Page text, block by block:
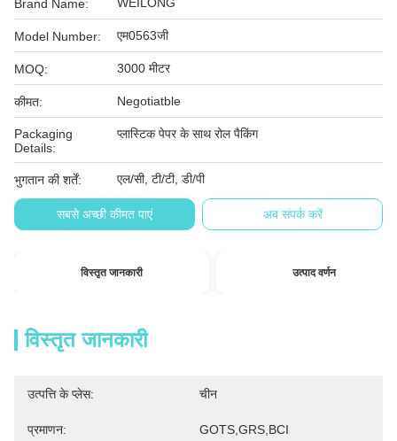
Brand Name:
Model Number: एम0563जी
MOQ: 3000 मीटर
कीमत: Negotiatble
Packaging
Details:
प्लास्टिक पेपर के साथ रोल पैकिंग
भुगतान की शर्तें: एल/सी, टी/टी, डी/पी
सबसे अच्छी कीमत पाएं अब संपर्क करें
विस्तृत जानकारी उत्पाद वर्णन
विस्तृत जानकारी
उत्पत्ति के प्लेस: चीन
प्रमाणन: GOTS,GRS,BCI